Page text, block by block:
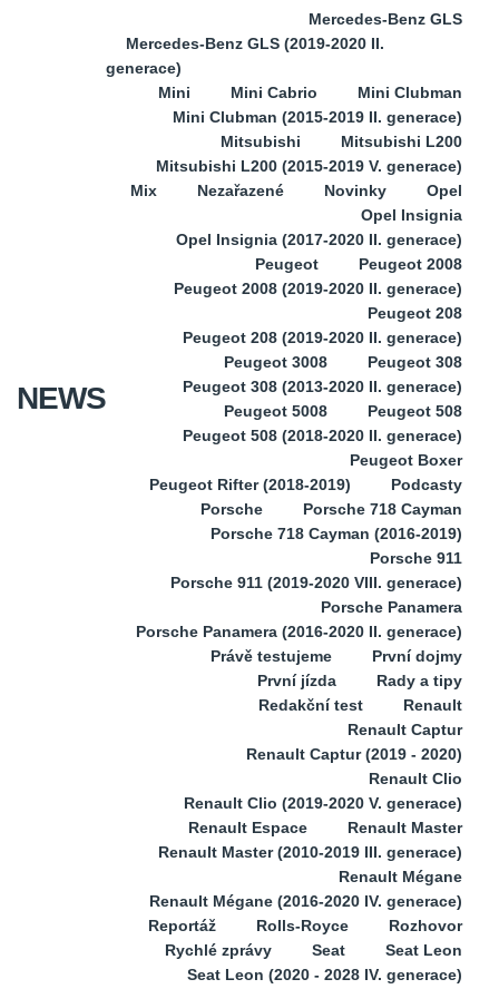
NEWS
Mercedes-Benz GLS
Mercedes-Benz GLS (2019-2020 II.
generace)
Mini
Mini Cabrio
Mini Clubman
Mini Clubman (2015-2019 II. generace)
Mitsubishi
Mitsubishi L200
Mitsubishi L200 (2015-2019 V. generace)
Mix
Nezařazené Novinky
Opel
Opel Insignia
Opel Insignia (2017-2020 II. generace)
Peugeot
Peugeot 2008
Peugeot 2008 (2019-2020 II. generace)
Peugeot 208
Peugeot 208 (2019-2020 II. generace)
Peugeot 3008
Peugeot 308
Peugeot 308 (2013-2020 II. generace)
Peugeot 5008
Peugeot 508
Peugeot 508 (2018-2020 II. generace)
Peugeot Boxer
Peugeot Rifter (2018-2019)
Podcasty
Porsche
Porsche 718 Cayman
Porsche 718 Cayman (2016-2019)
Porsche 911
Porsche 911 (2019-2020 VIII. generace)
Porsche Panamera
Porsche Panamera (2016-2020 II. generace)
Právě testujeme
První dojmy
První jízda
Rady a tipy
Redakční test
Renault
Renault Captur
Renault Captur (2019 - 2020)
Renault Clio
Renault Clio (2019-2020 V. generace)
Renault Espace
Renault Master
Renault Master (2010-2019 III. generace)
Renault Mégane
Renault Mégane (2016-2020 IV. generace)
Reportáž
Rolls-Royce
Rozhovor
Rychlé zprávy
Seat
Seat Leon
Seat Leon (2020 - 2028 IV. generace)